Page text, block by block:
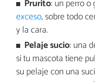
Prurito: un perro o
exceso, sobre todo
y la cara.
Pelaje sucio: una
si tu mascota tiene
su pelaje con una